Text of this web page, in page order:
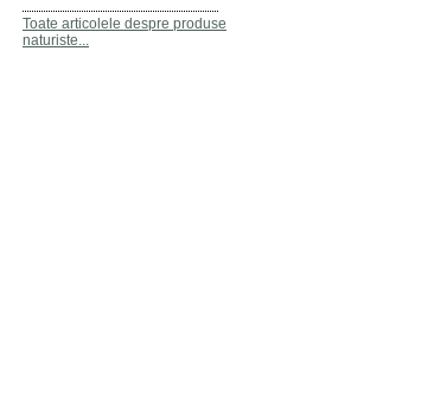
Toate articolele despre produse
naturiste...